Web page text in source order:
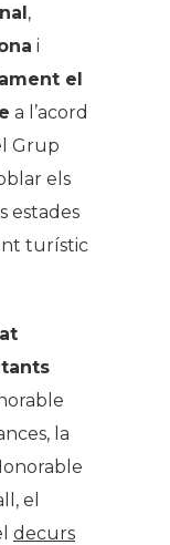
,
i
el
a l’acord
Grup
els
estades
turístic
la
el
decurs